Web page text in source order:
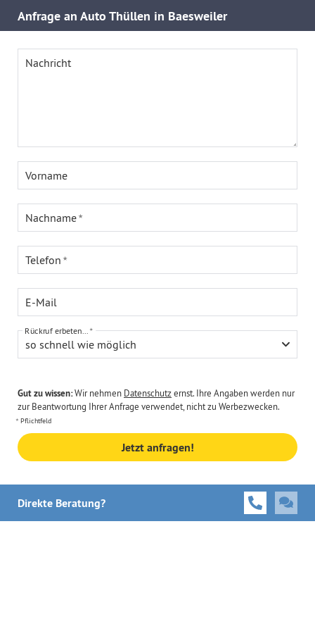
Anfrage an Auto Thüllen in Baesweiler
Nachricht
Vorname
Nachname
Telefon
E-Mail
so schnell wie möglich
Rückruf erbeten...
Gut zu wissen:Wir nehmen Datenschutzernst. Ihre Angaben werden nur
zur Beantwortung Ihrer Anfrage verwendet, nicht zu Werbezwecken.
Pflichtfeld
Jetzt anfragen!
Direkte Beratung?